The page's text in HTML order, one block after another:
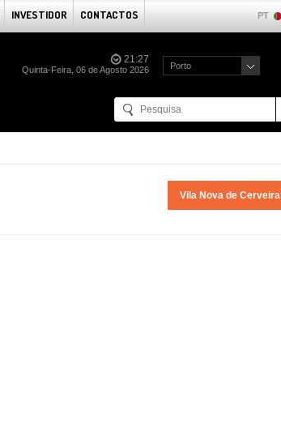
INVESTIDOR CONTACTOS PT
21:27
Quinta-Feira, 06 de Agosto 2026 Porto
Vila Nova de Cerveira